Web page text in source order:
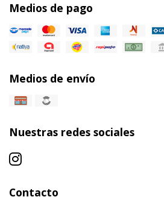
Medios de pago
Medios de envío
Nuestras redes sociales
Contacto